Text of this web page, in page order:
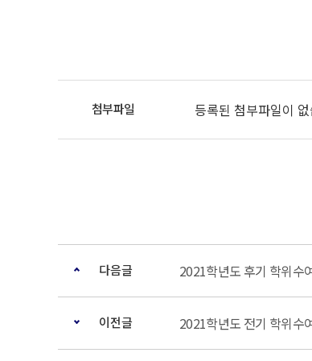
등록된 첨부파일이
다음글 2021학년도 후기 학위수
이전글 2021학년도 전기 학위수